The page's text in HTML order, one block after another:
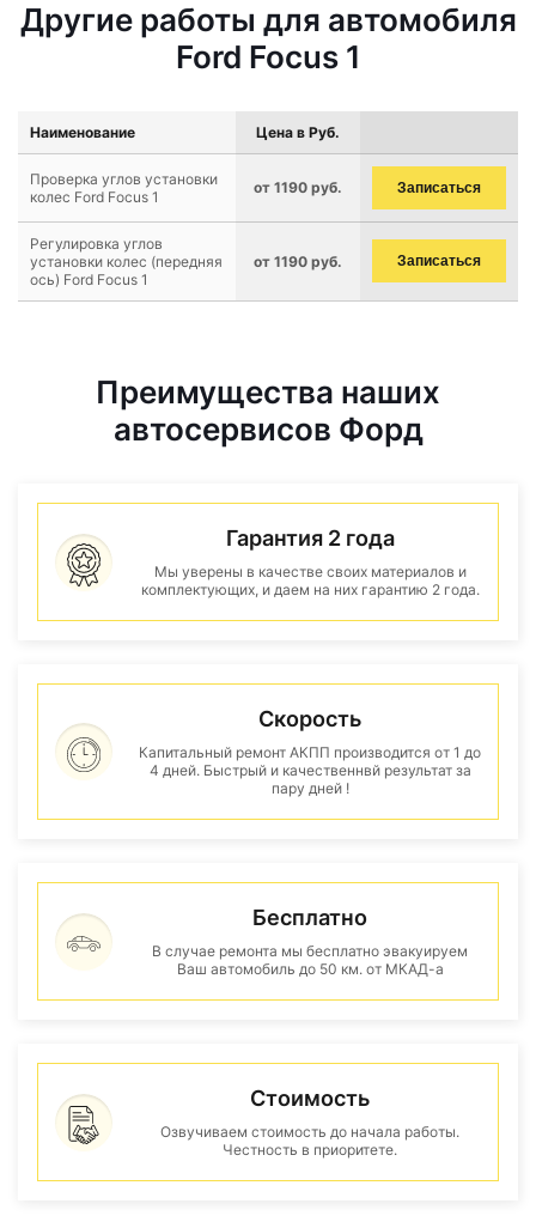
Другие работы для автомобиля
Ford Focus 1
Наименование Цена в Руб.
Проверка углов установки
колес Ford Focus 1
от 1190 руб. Записаться
Регулировка углов
установки колес (передняя
ось) Ford Focus 1
от 1190 руб. Записаться
Преимущества наших
автосервисов Форд
Гарантия 2 года
Мы уверены в качестве своих материалов и
комплектующих, и даем на них гарантию 2 года.
Скорость
Капитальный ремонт АКПП производится от 1 до
4 дней. Быстрый и качественнвй результат за
пару дней !
Бесплатно
В случае ремонта мы бесплатно эвакуируем
Ваш автомобиль до 50 км. от МКАД-а
Стоимость
Озвучиваем стоимость до начала работы.
Честность в приоритете.